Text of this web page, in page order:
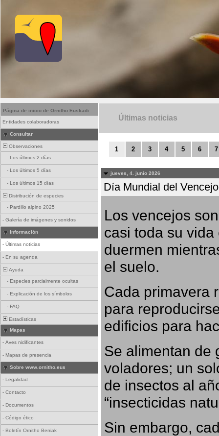
Página de inicio de Ornitho Euskadi
Entidades colaboradoras
Consultar
Observaciones
- Los últimos 2 días
- Los últimos 5 días
- Los últimos 15 días
Distribución de especies
- Pardillo alpino 2025
- Galería de imágenes y sonidos
Información
- Últimas noticias
- En su agenda
Ayuda
- Especies parcialmente ocultas
- Explicación de los símbolos
- FAQ
Estadísticas
Mapas
- Aves nidificantes
- Mapas de presencia
Sobre www.ornitho.eus
- Legalidad
- Contacto
- Documentos
- Código ético
- Boletín Ornitho Berriak
Últimas noticias
1 2 3 4 5 6 7
jueves, 4. junio 2026
Día Mundial del
Los vencejos
casi toda su
duermen
el suelo.
Cada primavera
para
edificios para
Se alimentan de
voladores; un
de insectos al
“insecticidas
Sin embargo,